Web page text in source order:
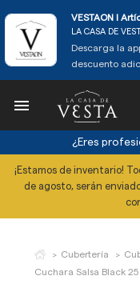
VESTAON l
LA CASA DE
Descarga la
descuento

¿Eres
¡Estamos de inventario!
de agosto, serán
Cubertería
Cuchara Salsa Black